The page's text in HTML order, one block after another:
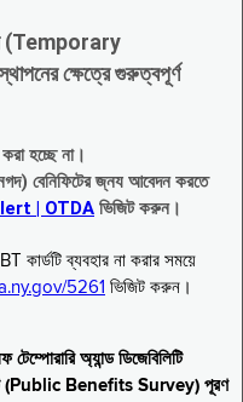
(Temporary
ক্ষেত্রে গুরুত্বপূর্ণ
হচ্ছে না।
বেনিফিটের জ্নয আবেদন করতে
| OTDA ভিজিট করুন।
কার্ডটি ব্যবহার না করার সময়ে
5261 ভিজিট করুন।
অ্যান্ড ডিজেবিলিটি
(Public Benefits Survey) পূরণ